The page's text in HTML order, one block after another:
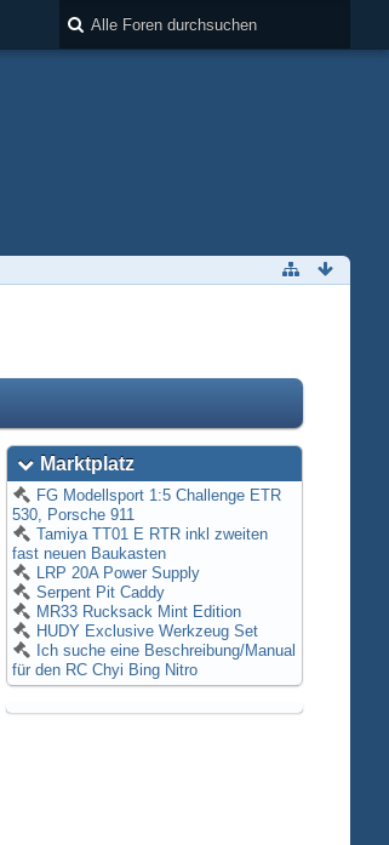
Marktplatz
FG Modellsport 1:5 Challenge ETR
530, Porsche 911
Tamiya TT01 E RTR inkl zweiten
fast neuen Baukasten
LRP 20A Power Supply
Serpent Pit Caddy
MR33 Rucksack Mint Edition
HUDY Exclusive Werkzeug Set
Ich suche eine Beschreibung/Manual
für den RC Chyi Bing Nitro